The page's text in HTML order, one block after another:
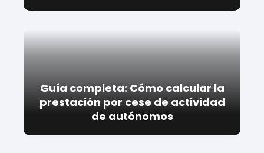
Guía completa: Cómo calcular la
prestación por cese de actividad
de autónomos